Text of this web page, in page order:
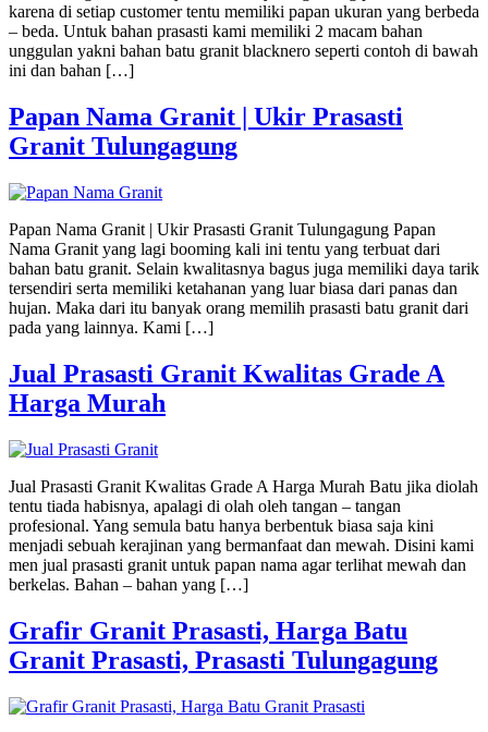
karena di setiap customer tentu memiliki papan ukuran yang berbeda
– beda. Untuk bahan prasasti kami memiliki 2 macam bahan
unggulan yakni bahan batu granit blacknero seperti contoh di bawah
ini dan bahan […]
Papan Nama Granit | Ukir Prasasti
Granit Tulungagung
Papan Nama Granit | Ukir Prasasti Granit Tulungagung Papan
Nama Granit yang lagi booming kali ini tentu yang terbuat dari
bahan batu granit. Selain kwalitasnya bagus juga memiliki daya tarik
tersendiri serta memiliki ketahanan yang luar biasa dari panas dan
hujan. Maka dari itu banyak orang memilih prasasti batu granit dari
pada yang lainnya. Kami […]
Jual Prasasti Granit Kwalitas Grade A
Harga Murah
Jual Prasasti Granit Kwalitas Grade A Harga Murah Batu jika diolah
tentu tiada habisnya, apalagi di olah oleh tangan – tangan
profesional. Yang semula batu hanya berbentuk biasa saja kini
menjadi sebuah kerajinan yang bermanfaat dan mewah. Disini kami
men jual prasasti granit untuk papan nama agar terlihat mewah dan
berkelas. Bahan – bahan yang […]
Grafir Granit Prasasti, Harga Batu
Granit Prasasti, Prasasti Tulungagung